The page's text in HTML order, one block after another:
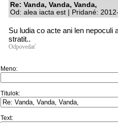
Re: Vanda, Vanda, Vanda,
Od: alea iacta est | Pridané:
Su ludia co acte ani len nepoculi
stratit..
Odpovedať
Meno:
Titulok:
Text: